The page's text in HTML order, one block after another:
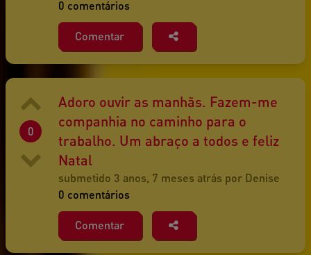
0 comentários
Comentar
0
Adoro ouvir as manhãs. Fazem-me
companhia no caminho para o
trabalho. Um abraço a todos e feliz
Natal
submetido 3 anos, 7 meses atrás por Denise
0 comentários
Comentar